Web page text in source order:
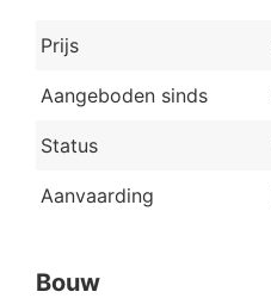
Prijs
Aangeboden sinds
Status
Aanvaarding
Bouw